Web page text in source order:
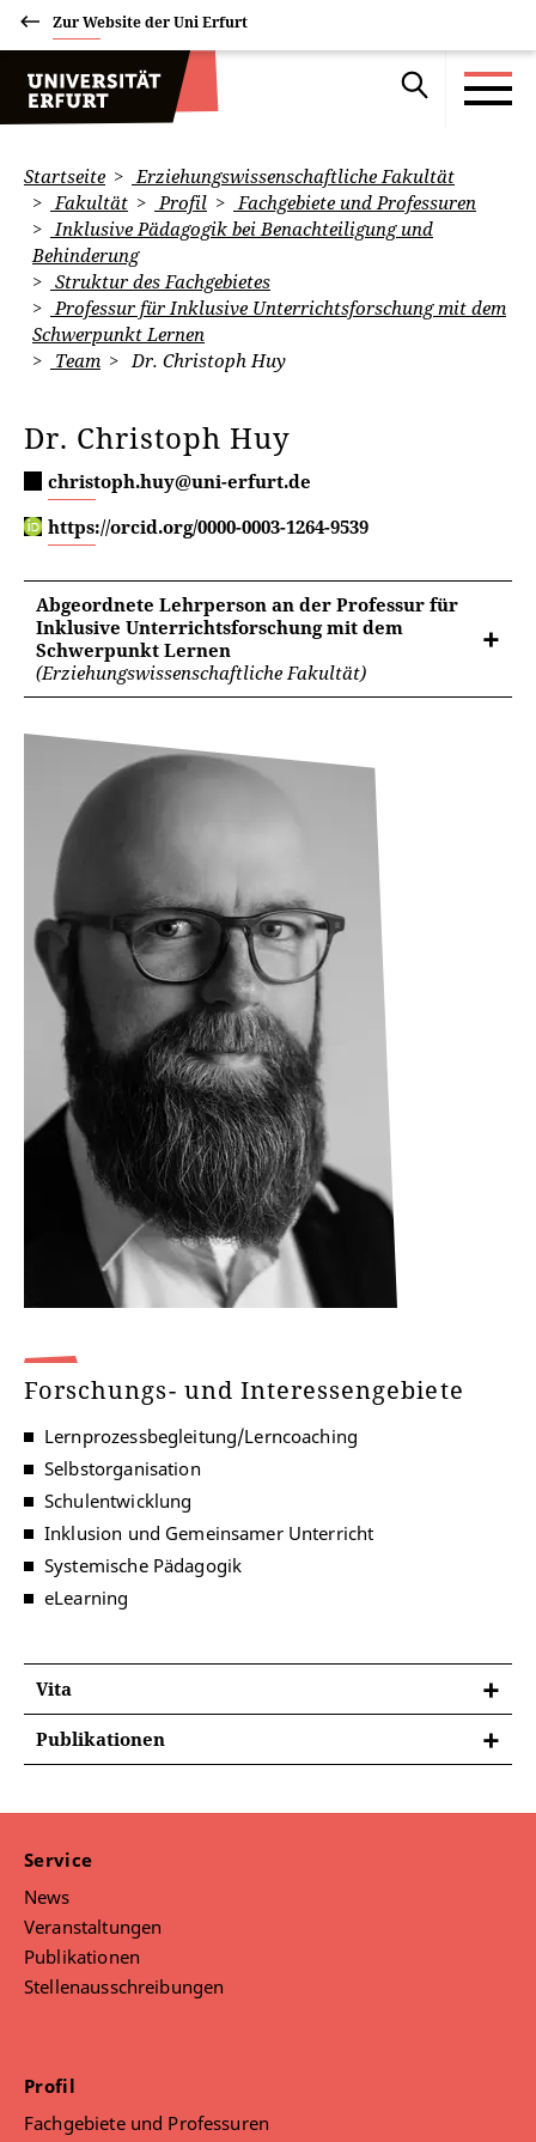
Zur Website der Uni Erfurt
Startseite
Erziehungswissenschaftliche Fakultät
Fakultät
Profil
Fachgebiete und Professuren
Inklusive Pädagogik bei Benachteiligung und
Behinderung
Struktur des Fachgebietes
Professur für Inklusive Unterrichtsforschung mit dem
Schwerpunkt Lernen
Team
Dr. Christoph Huy
Dr. Christoph Huy
christoph.huy@uni-erfurt.de
https://orcid.org/0000-0003-1264-9539
Abgeordnete Lehrperson an der Professur für
Inklusive Unterrichtsforschung mit dem
Schwerpunkt Lernen
(Erziehungswissenschaftliche Fakultät)
Forschungs- und Interessengebiete
Lernprozessbegleitung/Lerncoaching
Selbstorganisation
Schulentwicklung
Inklusion und Gemeinsamer Unterricht
Systemische Pädagogik
eLearning
Vita
Publikationen
Professionalisierung von Lehrkräften.
https://doi.org/10.21706/fd-47-4-252
Huy, Christoph (2020):
Förderung von Selbstorganisationsprozessen:
thueringen.de/receive/dbt_mods_00047219
Service
News
Veranstaltungen
Publikationen
Stellenausschreibungen
Profil
Fachgebiete und Professuren